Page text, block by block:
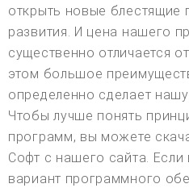
открыть новые блестящие
развития. И цена нашего
существенно отличается
этом большое
определенно сделает
Чтобы лучше понять
программ, вы можете
Софт с нашего сайта.
вариант программного